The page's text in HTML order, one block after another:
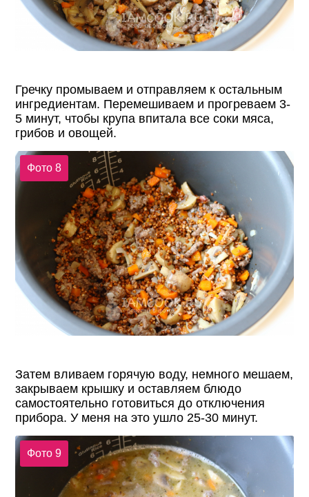
Гречку промываем и отправляем к остальным
ингредиентам. Перемешиваем и прогреваем 3-
5 минут, чтобы крупа впитала все соки мяса,
грибов и овощей.
Фото 8
Затем вливаем горячую воду, немного мешаем,
закрываем крышку и оставляем блюдо
самостоятельно готовиться до отключения
прибора. У меня на это ушло 25-30 минут.
Фото 9